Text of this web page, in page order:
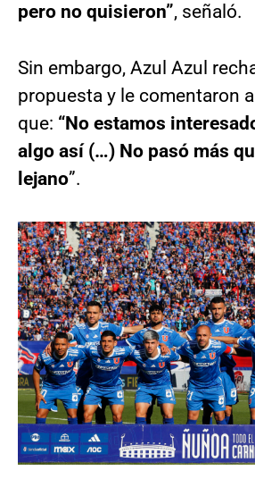
pero no quisieron”, señaló.
Sin embargo, Azul Azul
propuesta y le comentaron
que: “No estamos
algo así (…) No pasó más
lejano”.